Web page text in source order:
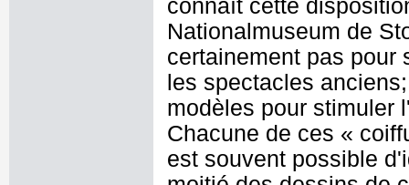
connaît cette
Nationalmuseum de
certainement pas pour
les spectacles
modèles pour stimuler
Chacune de ces «
est souvent possible